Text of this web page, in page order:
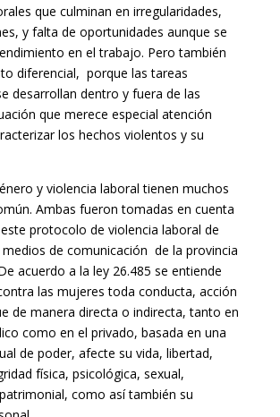
que culminan en irregularidades,
y falta de oportunidades aunque se
en el trabajo. Pero también
diferencial, porque las tareas
desarrollan dentro y fuera de las
que merece especial atención
los hechos violentos y su
y violencia laboral tienen muchos
Ambas fueron tomadas en cuenta
protocolo de violencia laboral de
de comunicación de la provincia
acuerdo a la ley 26.485 se entiende
las mujeres toda conducta, acción
de manera directa o indirecta, tanto en
como en el privado, basada en una
de poder, afecte su vida, libertad,
física, psicológica, sexual,
como así también su